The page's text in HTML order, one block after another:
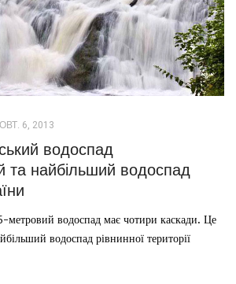
6, 2013
водоспад
та найбільший водоспад
метровий водоспад має чотири каскади. Це
водоспад рівнинної території